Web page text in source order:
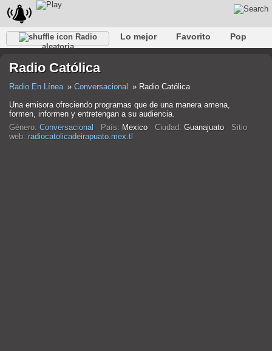
Radio
aleatoria
Lo mejor Favorito
Pop
Rap
Trans Falk
Radio Católica
Radio En Línea Conversacional
Radio Católica
Una emisora ofreciendo programas que de una manera amena,
formen, informen y entretengan a su audiencia.
Género: Conversacional País: Mexico Ciudad: Guanajuato Sitio
web: radiocatolicadeirapuato.mex.tl